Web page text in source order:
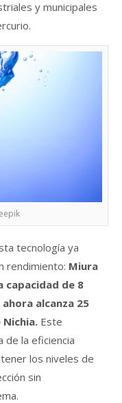
y municipales
tecnología ya
rendimiento: Miura
capacidad de 8
ahora alcanza 25
Nichia. Este
de la eficiencia
los niveles de
sin